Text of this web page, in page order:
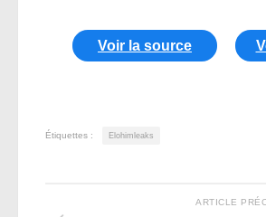
Voir la source
Étiquettes : Elohimleaks
ARTICLE